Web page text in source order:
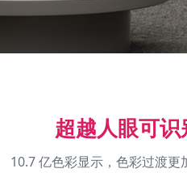
超越人眼可
10.7 亿色彩显示，色彩过渡